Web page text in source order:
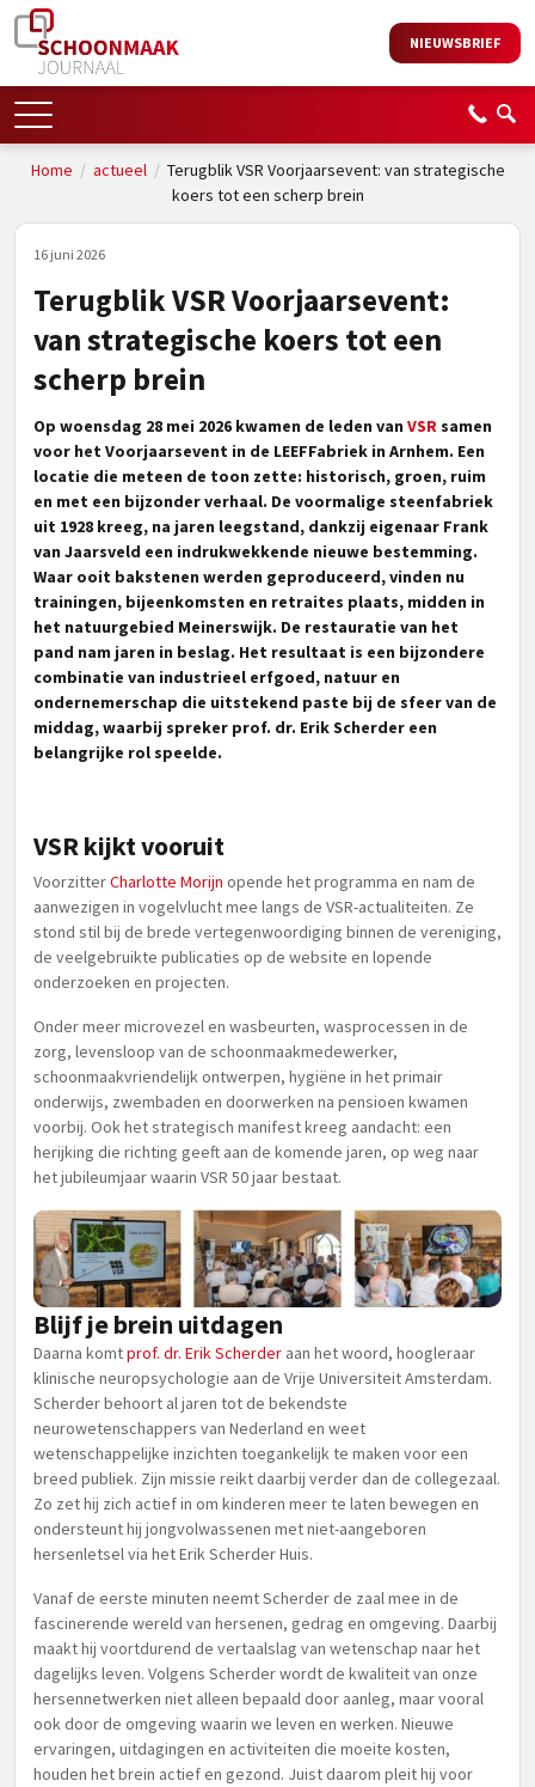
NIEUWSBRIEF
Home / actueel/ Terugblik VSR Voorjaarsevent: van strategische
koers tot een scherp brein
16 juni 2026
Terugblik VSR Voorjaarsevent:
van strategische koers tot een
scherp brein
Op woensdag 28 mei 2026 kwamen de leden van VSR samen
voor het Voorjaarsevent in de LEEFFabriek in Arnhem. Een
locatie die meteen de toon zette: historisch, groen, ruim
en met een bijzonder verhaal. De voormalige steenfabriek
uit 1928 kreeg, na jaren leegstand, dankzij eigenaar Frank
van Jaarsveld een indrukwekkende nieuwe bestemming.
Waar ooit bakstenen werden geproduceerd, vinden nu
trainingen, bijeenkomsten en retraites plaats, midden in
het natuurgebied Meinerswijk. De restauratie van het
pand nam jaren in beslag. Het resultaat is een bijzondere
combinatie van industrieel erfgoed, natuur en
ondernemerschap die uitstekend paste bij de sfeer van de
middag, waarbij spreker prof. dr. Erik Scherder een
belangrijke rol speelde.
VSR kijkt vooruit
VoorzitterCharlotte Morijn opende het programma en nam de
aanwezigen in vogelvlucht mee langs de VSR-actualiteiten. Ze
stond stil bij de brede vertegenwoordiging binnen de vereniging,
de veelgebruikte publicaties op de website en lopende
onderzoeken en projecten.
Onder meer microvezel en wasbeurten, wasprocessen in de
zorg, levensloop van de schoonmaakmedewerker,
schoonmaakvriendelijk ontwerpen, hygiëne in het primair
onderwijs, zwembaden en doorwerken na pensioen kwamen
voorbij. Ook het strategisch manifest kreeg aandacht: een
herijking die richting geeft aan de komende jaren, op weg naar
het jubileumjaar waarin VSR 50 jaar bestaat.
Blijf je brein uitdagen
Daarna komtprof. dr. Erik Scherder aan het woord, hoogleraar
klinische neuropsychologie aan de Vrije Universiteit Amsterdam.
Scherder behoort al jaren tot de bekendste
neurowetenschappers van Nederland en weet
wetenschappelijke inzichten toegankelijk te maken voor een
breed publiek. Zijn missie reikt daarbij verder dan de collegezaal.
Zo zet hij zich actief in om kinderen meer te laten bewegen en
ondersteunt hij jongvolwassenen met niet-aangeboren
hersenletsel via het Erik Scherder Huis.
Vanaf de eerste minuten neemt Scherder de zaal mee in de
fascinerende wereld van hersenen, gedrag en omgeving. Daarbij
maakt hij voortdurend de vertaalslag van wetenschap naar het
dagelijks leven. Volgens Scherder wordt de kwaliteit van onze
hersennetwerken niet alleen bepaald door aanleg, maar vooral
ook door de omgeving waarin we leven en werken. Nieuwe
ervaringen, uitdagingen en activiteiten die moeite kosten,
houden het brein actief en gezond. Juist daarom pleit hij voor